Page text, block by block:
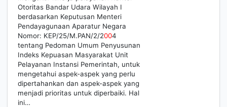
Otoritas Bandar Udara Wilayah I
berdasarkan Keputusan Menteri
Pendayagunaan Aparatur Negara
Nomor: KEP/25/M.PAN/2/2004
tentang Pedoman Umum Penyusunan
Indeks Kepuasan Masyarakat Unit
Pelayanan Instansi Pemerintah, untuk
mengetahui aspek-aspek yang perlu
dipertahankan dan aspek-aspek yang
menjadi prioritas untuk diperbaiki. Hal
ini…